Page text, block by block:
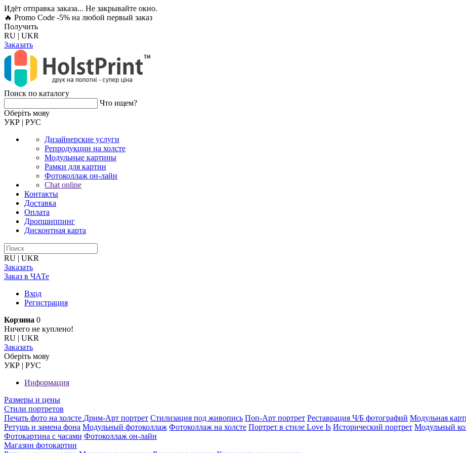
Идёт отправка заказа... Не закрывайте окно.
🔥 Promo Code -5% на любой первый заказ
Получить
RU | UKR
Заказать
Поиск по каталогу
Что ищем?
Оберiть мову
УКР | РУС
Дизайнерские услуги
Репродукции на холсте
Модульные картины
Рамки для картин
Фотоколлаж он-лайн
Chat online
Контакты
Доставка
Оплата
Дропшиппинг
Дисконтная карта
RU | UKR
Заказать
Заказ в ЧАТе
Вход
Регистрация
Корзина 0
Ничего не куплено!
RU | UKR
Заказать
Оберiть мову
УКР | РУС
Информация
Размеры и цены
Стили портретов
Печать фото на холсте Дрим-Арт портрет Стилизация под живопись Поп-Арт портрет Реставрация Ч/Б фотографий Модульная
Ретушь и замена фона Модульный фотоколлаж Фотоколлаж на холсте Портрет в стиле Love Is Исторический портрет Модульный
Фотокартина с часами Фотоколлаж он-лайн
Магазин фотокартин